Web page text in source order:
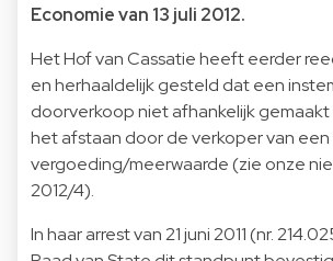
Economie van 13 juli 2012.
Het Hof van Cassatie heeft eerder
en herhaaldelijk gesteld dat een
doorverkoop niet afhankelijk gemaakt
het afstaan door de verkoper van een
vergoeding/meerwaarde (zie onze
2012/4).
In haar arrest van 21 juni 2011 (nr.